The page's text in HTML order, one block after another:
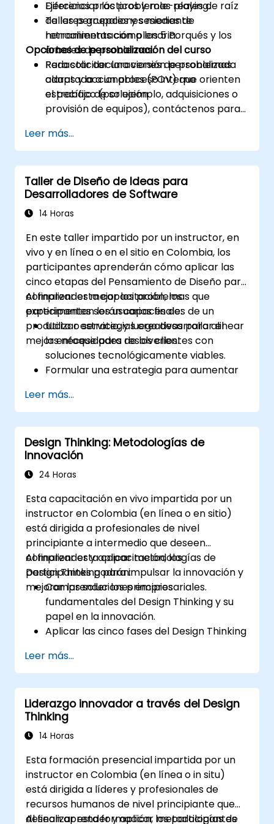
Diferenciar los problemas reales de raíz
de las percepciones mediante
herramientas como los 5 Porqués y los
árboles de problemas.
Redactar declaraciones de problemas
claras y accionables (POV) que orienten
el trabajo de solución.
Ejercicios prácticos y role-playing.
Talleres grupales y sesiones de
retroalimentación plenaria.
Opciones de personalización del curso
Para solicitar una versión personalizada
adaptada a un proceso interno
específico (por ejemplo, adquisiciones o
provisión de equipos), contáctenos para
Leer más...
Taller de Diseño de Ideas para
Desarrolladores de Software
14 Horas
En este taller impartido por un instructor, en
vivo y en línea o en el sitio en Colombia, los
participantes aprenderán cómo aplicar las
cinco etapas del Pensamiento de Diseño para
comprender mejor los problemas que
experimentan los usuarios finales de un
producto o servicio, y luego desarrollar el
mejor enfoque para resolverlos.
Al finalizar esta capacitación, los
participantes serán capaces de:
Utilizar estrategias creativas para alinear
las necesidades de los clientes con
soluciones tecnológicamente viables.
Formular una estrategia para aumentar
productos y servicios.
Leer más...
Design Thinking: Metodologías de
Innovación
24 Horas
Esta capacitación en vivo impartida por un
instructor en Colombia (en línea o en sitio)
está dirigida a profesionales de nivel
principiante a intermedio que deseen
comprender y aplicar metodologías de
Design Thinking para impulsar la innovación y
mejorar las soluciones empresariales.
Al finalizar esta capacitación, los
participantes podrán:
Comprender los principios
fundamentales del Design Thinking y su
papel en la innovación.
Aplicar las cinco fases del Design Thinking
Utilizar técnicas y herramientas de
ideación para fomentar la creatividad.
Implementar estrategias de Design
Thinking para mejorar procesos y
aumentar la eficiencia.
Leer más...
Liderazgo innovador a través del Design
Thinking
14 Horas
Esta formación presencial impartida por un
instructor en Colombia (en línea o in situ)
está dirigida a líderes y profesionales de
recursos humanos de nivel principiante que
desean aprender y aplicar metodologías de
Al finalizar esta formación, los participantes